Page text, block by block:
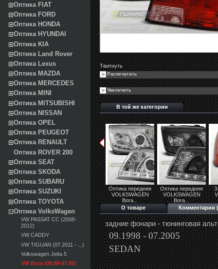
Оптика FIAT
Оптика FORD
Оптика HONDA
Оптика HYUNDAI
Оптика KIA
Оптика Land Rover
Оптика Lexus
Оптика MAZDA
Оптика MERCEDES
Оптика MINI
Оптика MITSUBISHI
Оптика NISSAN
Оптика OPEL
Оптика PEUGEOT
Оптика RENAULT
Оптика ROVER 200
Оптика SEAT
Оптика SKODA
Оптика SUBARU
Оптика SUZUKI
Оптика TOYOTA
Оптика VolksWagen
VW PASSAT CC (2008-
2012)
VW CADDY
VW TIGUAN (07.2011 - ...)
Volkswagen Jetta 5
VW Bora (09.98-07.05)
Твитнуть
Распечатать
Увеличить
В той же категории
Оптика передняя
VOLKSWAGEN
Bora...
Оптика передняя
VOLKSWAGEN
Bora...
О товаре Комментарии
задние фонари - тюнинговая
09.1998 - 07.2005
SEDAN